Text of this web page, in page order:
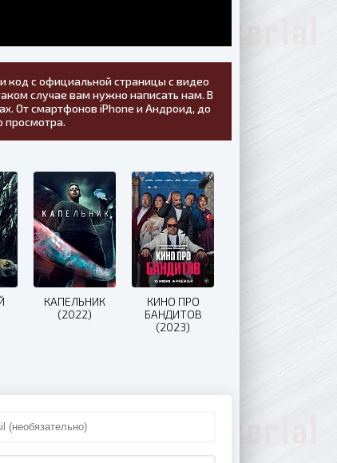
код с официальной страницы с видео
случае вам нужно написать нам. В
От смартфонов iPhone и Андроид, до
просмотра.
КАПЕЛЬНИК
(2022)
КИНО ПРО
БАНДИТОВ
(2023)